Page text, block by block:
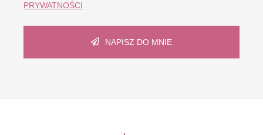
PRYWATNOŚCI
NAPISZ DO MNIE